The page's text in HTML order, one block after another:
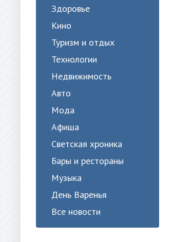
Здоровье
Кино
Туризм и отдых
Технологии
Недвижимость
Авто
Мода
Афиша
Светская хроника
Бары и рестораны
Музыка
День Варенья
Все новости